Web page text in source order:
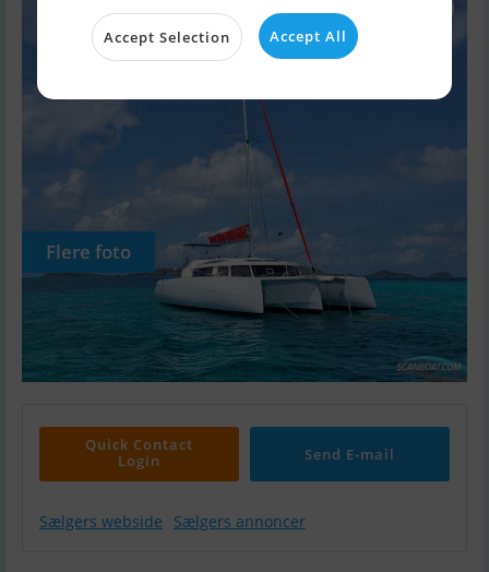
Flere foto
Quick Contact
Login
Send E-mail
Sælgers webside Sælgers annoncer
Accept Selection Accept All